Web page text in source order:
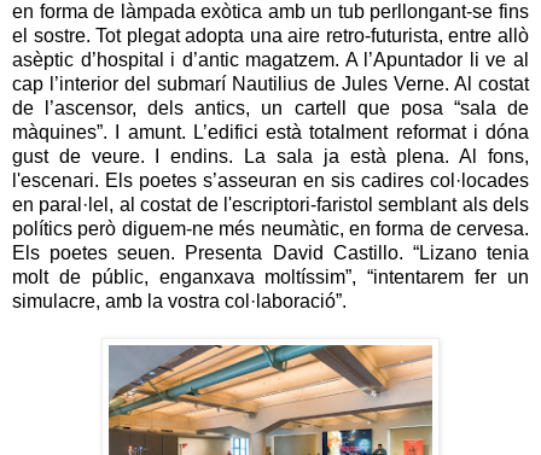
en forma de làmpada exòtica amb un tub perllongant-se fins
el sostre. Tot plegat adopta una aire retro-futurista, entre allò
asèptic d’hospital i d’antic magatzem. A l’Apuntador li ve al
cap l’interior del submarí Nautilius de Jules Verne. Al costat
de l’ascensor, dels antics, un cartell que posa “sala de
màquines”. I amunt. L’edifici està totalment reformat i dóna
gust de veure. I endins. La sala ja està plena. Al fons,
l'escenari. Els poetes s’asseuran en sis cadires col·locades
en paral·lel, al costat de l'escriptori-faristol semblant als dels
polítics però diguem-ne més neumàtic, en forma de cervesa.
Els poetes seuen. Presenta David Castillo. “Lizano tenia
molt de públic, enganxava moltíssim”, “intentarem fer un
simulacre, amb la vostra col·laboració”.